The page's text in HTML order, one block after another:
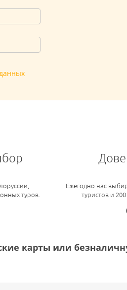
туров.
Ежегодно нас
туристов и
карты или